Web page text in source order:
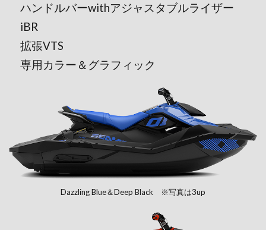
ハンドルバーwithアジャスタブルライザー
iBR
拡張VTS
専用カラー＆グラフィック
Dazzling Blue＆Deep Black ※写真は3up